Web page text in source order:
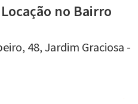
no Bairro
48,Jardim Graciosa -